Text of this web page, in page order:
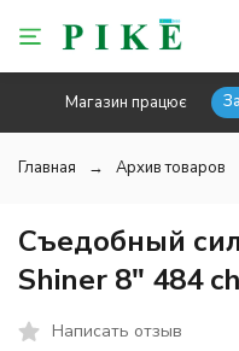
Магазин працює
Главная Архив товаров
Съедобный
Shiner 8" 484
Написать отзыв